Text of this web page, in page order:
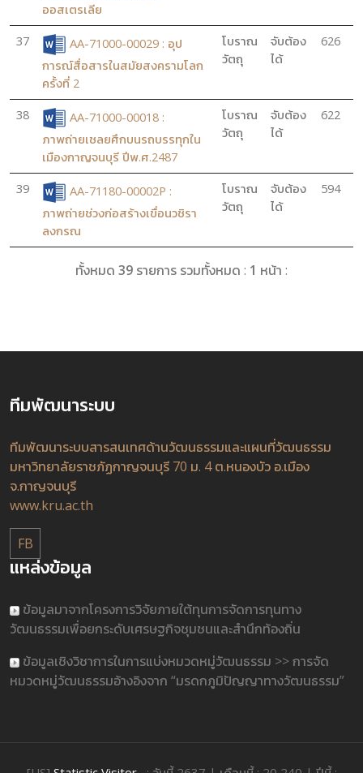
ออสเตรเลีย
37
AA-71000-00029 : อุป
การณ์สื่อสารในสมัยสงครามโลก
ครั้งที่ 2
โบราณ
วัตถุ
จับต้อง
ได้
626
38
AA-71000-00018 :
ภาพถ่ายเชลยศึกบนรถบรรทุกใน
เมืองกาญจนบุรี ปีพ.ศ.2487
โบราณ
วัตถุ
จับต้อง
ได้
622
39
AA-71180-00002P :
ภาพถ่ายช่วงก่อสร้างเขื่อนวชิรา
ลงกรณ
โบราณ
วัตถุ
จับต้อง
ได้
594
ทั้งหมด 39 รายการ รวมทั้งหมด : 1 หน้า :
ทีมพัฒนาระบบ
ทีมพัฒนาระบบสารสนเทศด้านวัฒนธรรมและแผนที่วัฒนธรรม
มหาวิทยาลัยราชภัฏกาญจนบุรี 70 ม. 4 ต.หนองบัว อ.เมือง
จ.กาญจนบุรี
www.kru.ac.th
FB
แหล่งข้อมูล
ข้อมูลมาจากโครงการวิจัยภายใต้ทุนการจัดการทุนทาง
วัฒนธรรมเพื่อยกระดับเศรษฐกิจชุมชนและสำนึกท้องถิ่น
ข้อมูลเชิงวิชาการในการแบ่งหมวดหมู่วัฒนธรรม >> การจัด
หมวดหมู่วัฒนธรรมอ้างอิงจาก “มรดกภูมิปัญญาทางวัฒนธรรม”